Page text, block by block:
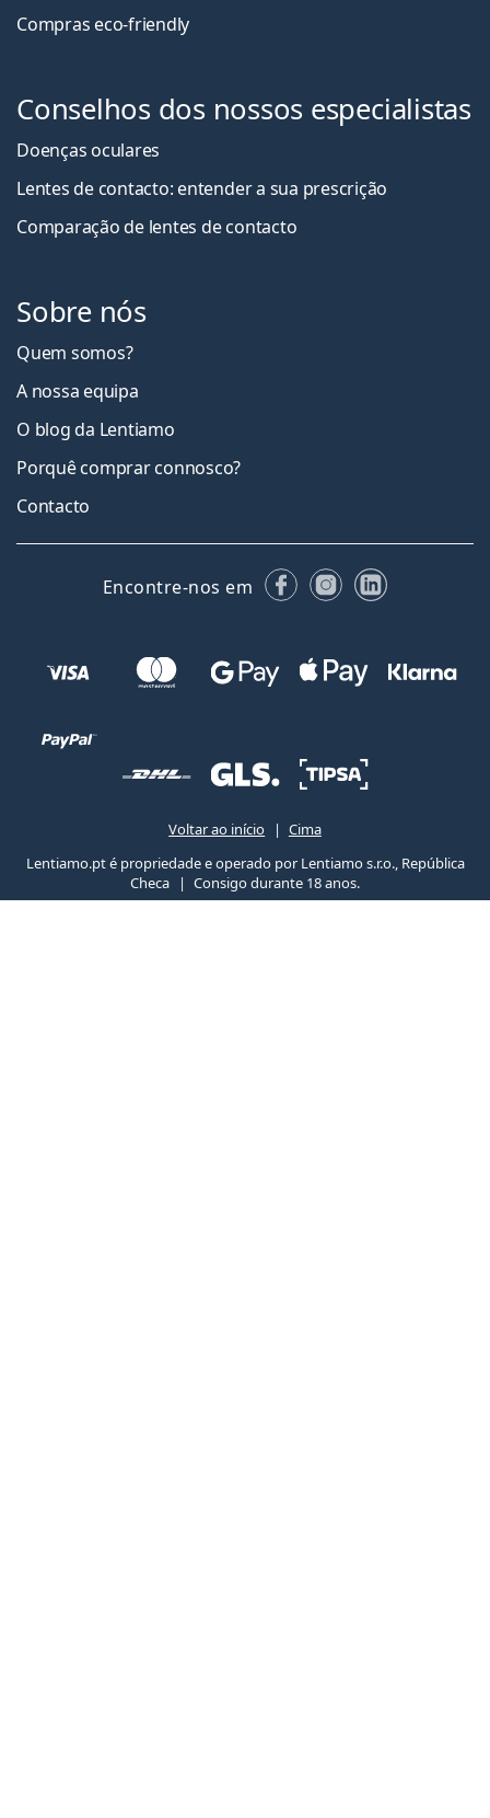
Compras eco-friendly
Conselhos dos nossos especialistas
Doenças oculares
Lentes de contacto: entender a sua prescrição
Comparação de lentes de contacto
Sobre nós
Quem somos?
A nossa equipa
O blog da Lentiamo
Porquê comprar connosco?
Contacto
Encontre-nos em FacebookInstagram
LinkedIn
Voltar ao início
Cima
Lentiamo.pt é propriedade e operado por Lentiamo s.r.o., República
Checa
Consigo durante 18 anos.